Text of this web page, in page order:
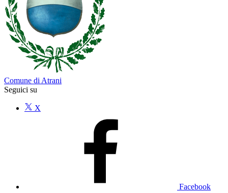
Comune di Atrani
Seguici su
X
Facebook